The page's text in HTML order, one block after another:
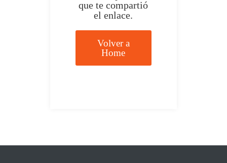
que te compartió
el enlace.
Volver a
Home